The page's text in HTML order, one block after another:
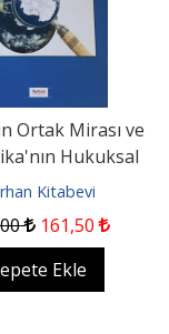
Ortak Mirası ve
Hukuksal
Belirlenmesi
Kitabevi
161,50
Ekle